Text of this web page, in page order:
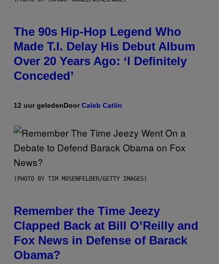
The 90s Hip-Hop Legend Who
Made T.I. Delay His Debut Album
Over 20 Years Ago: ‘I Definitely
Conceded’
12 uur geledenDoorCaleb Catlin
(PHOTO BY TIM MOSENFELDER/GETTY IMAGES)
Remember the Time Jeezy
Clapped Back at Bill O’Reilly and
Fox News in Defense of Barack
Obama?